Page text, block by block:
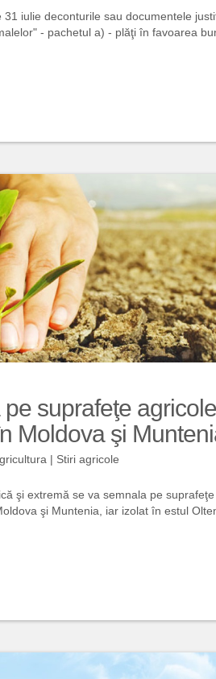
iulie deconturile sau documentele
- pachetul a) - plăţi în favoarea
suprafeţe
Moldova şi
| Stiri agricole
şi extremă se va semnala pe
şi Muntenia, iar izolat în estul